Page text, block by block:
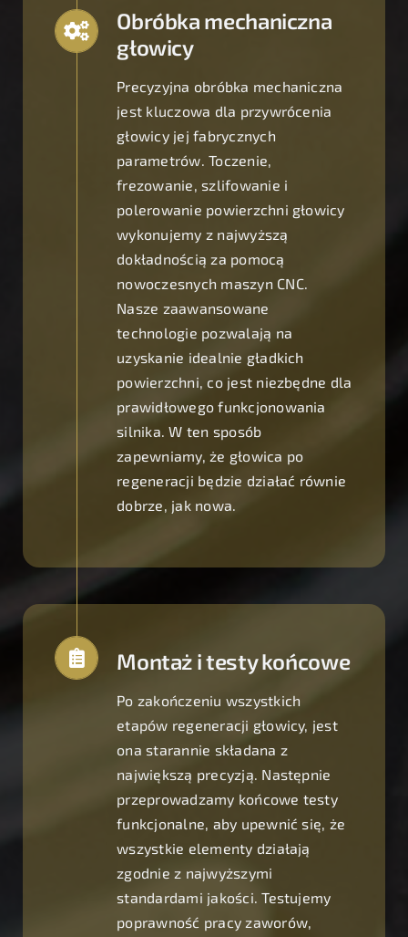
Obróbka mechaniczna
głowicy
Precyzyjna obróbka mechaniczna
jest kluczowa dla przywrócenia
głowicy jej fabrycznych
parametrów. Toczenie,
frezowanie, szlifowanie i
polerowanie powierzchni głowicy
wykonujemy z najwyższą
dokładnością za pomocą
nowoczesnych maszyn CNC.
Nasze zaawansowane
technologie pozwalają na
uzyskanie idealnie gładkich
powierzchni, co jest niezbędne dla
prawidłowego funkcjonowania
silnika. W ten sposób
zapewniamy, że głowica po
regeneracji będzie działać równie
dobrze, jak nowa.
Montaż i testy końcowe
Po zakończeniu wszystkich
etapów regeneracji głowicy, jest
ona starannie składana z
największą precyzją. Następnie
przeprowadzamy końcowe testy
funkcjonalne, aby upewnić się, że
wszystkie elementy działają
zgodnie z najwyższymi
standardami jakości. Testujemy
poprawność pracy zaworów,